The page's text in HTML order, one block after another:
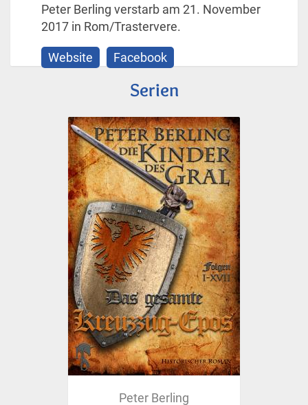
Peter Berling verstarb am 21. November
2017 in Rom/Trastervere.
Website Facebook
Serien
Peter Berling